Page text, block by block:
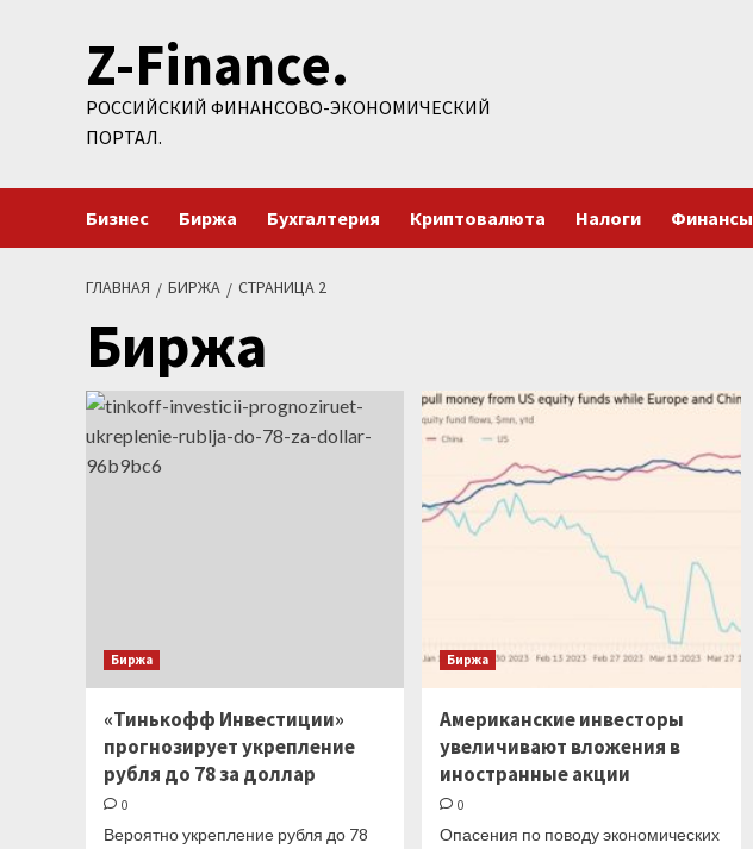
содержимомуZ-Finance.
РОССИЙСКИЙ ФИНАНСОВО-ЭКОНОМИЧЕСКИЙ
ПОРТАЛ.
Бизнес Биржа Бухгалтерия Криптовалюта Налоги Финансы
ГЛАВНАЯ БИРЖА СТРАНИЦА 2
Биржа
Биржа
«Тинькофф Инвестиции»
прогнозирует укрепление
рубля до 78 за доллар
0
Вероятно укрепление рубля до 78
Биржа
Американские инвесторы
увеличивают вложения в
иностранные акции
0
Опасения по поводу экономических